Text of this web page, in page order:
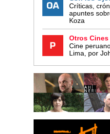
Críticas,
apuntes
Koza
Otros Cines
Cine
Lima, por